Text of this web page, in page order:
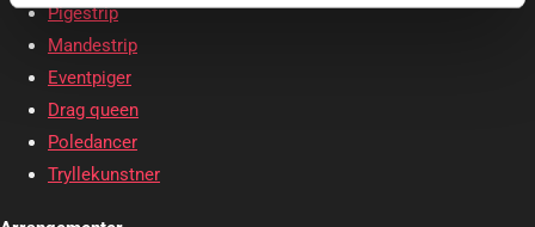
Pigestrip
Mandestrip
Eventpiger
Drag queen
Poledancer
Tryllekunstner